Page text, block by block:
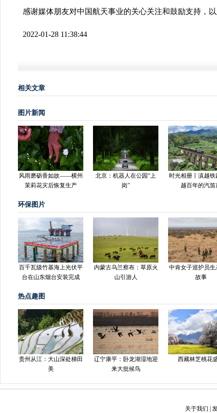
感谢媒体朋友对中国航天事业的关心关注和鼓励支持，
2022-01-28 11:38:44
相关文章